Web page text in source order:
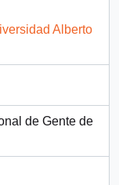
Alberto
de Gente de